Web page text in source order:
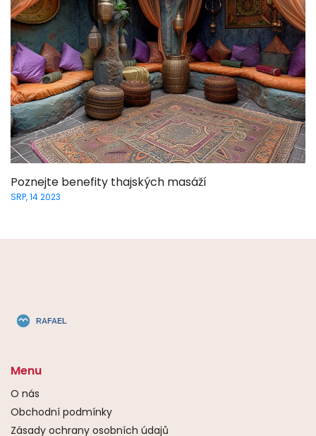
Poznejte benefity thajských masáží
SRP, 14 2023
Menu
O nás
Obchodní podmínky
Zásady ochrany osobních údajů